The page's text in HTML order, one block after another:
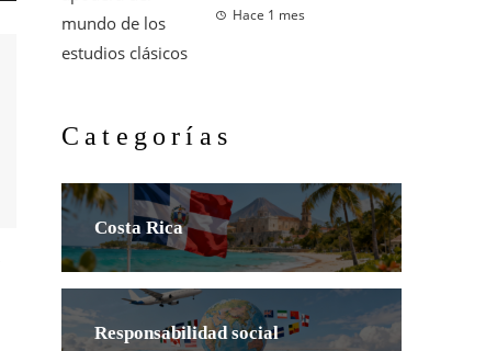
Hace 1 mes
Categorías
Costa Rica
Responsabilidad social